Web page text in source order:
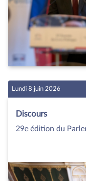
Lundi 8 juin 2026
Discours
29e édition du